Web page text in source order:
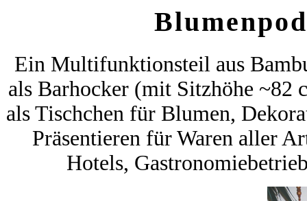
Ein Multifunktionsteil aus
als Barhocker (mit Sitzhöhe ~82
als Tischchen für Blumen,
Präsentieren für Waren aller
Hotels,